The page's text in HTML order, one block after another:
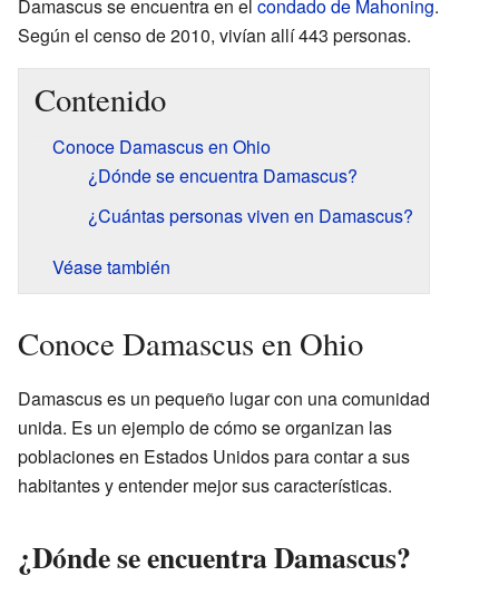
Damascus se encuentra en el condado de Mahoning.
Según el censo de 2010, vivían allí 443 personas.
Contenido
Conoce Damascus en Ohio
¿Dónde se encuentra Damascus?
¿Cuántas personas viven en Damascus?
Véase también
Conoce Damascus en Ohio
Damascus es un pequeño lugar con una comunidad
unida. Es un ejemplo de cómo se organizan las
poblaciones en Estados Unidos para contar a sus
habitantes y entender mejor sus características.
¿Dónde se encuentra Damascus?